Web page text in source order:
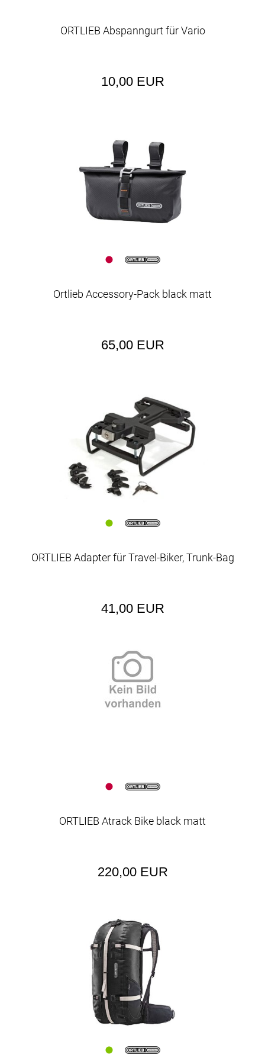
ORTLIEB Abspanngurt für Vario
10,00 EUR
Ortlieb Accessory-Pack black matt
65,00 EUR
ORTLIEB Adapter für Travel-Biker, Trunk-Bag
41,00 EUR
ORTLIEB Atrack Bike black matt
220,00 EUR